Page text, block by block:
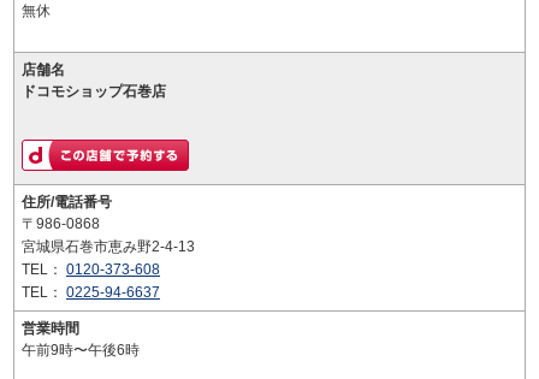
無休
店舗名
ドコモショップ石巻店
住所/電話番号
〒986-0868
宮城県石巻市恵み野2-4-13
TEL： 0120-373-608
TEL： 0225-94-6637
営業時間
午前9時〜午後6時